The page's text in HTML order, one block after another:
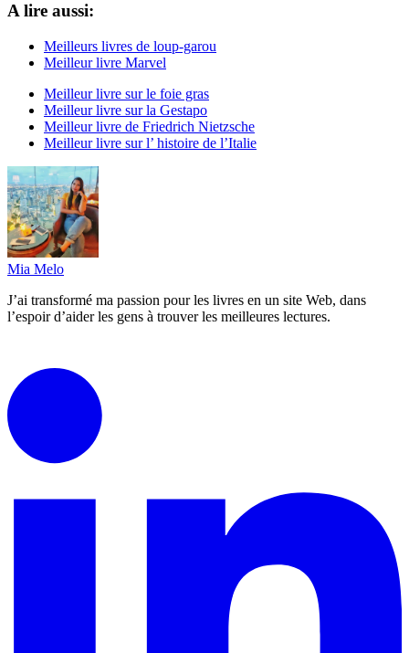
A lire aussi:
Meilleurs livres de loup-garou
Meilleur livre Marvel
Meilleur livre sur le foie gras
Meilleur livre sur la Gestapo
Meilleur livre de Friedrich Nietzsche
Meilleur livre sur l’ histoire de l’Italie
Mia Melo
J’ai transformé ma passion pour les livres en un site Web, dans
l’espoir d’aider les gens à trouver les meilleures lectures.